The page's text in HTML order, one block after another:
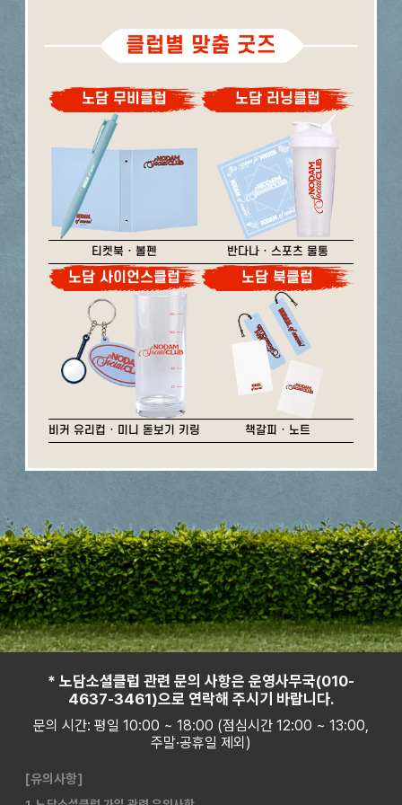
클럽별 맞춤 굿즈
노담 무비클럽
티켓북 · 볼펜
노담 러닝클럽
반다나 · 스포츠 물통
노담 사이언스클럽
비커 유리컵 · 미니 돋보기 키링
노담 북클럽
책갈피 · 노트
* 노담소셜클럽 관련 문의 사항은 운영사무국(010-
4637-3461)으로 연락해 주시기 바랍니다.
문의 시간: 평일 10:00 ~ 18:00 (점심시간 12:00 ~ 13:00,
주말·공휴일 제외)
[유의사항]